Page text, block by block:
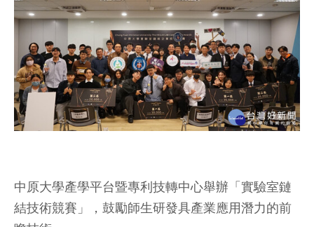
中原大學產學平台暨專利技轉中心舉辦「實驗室鏈
結技術競賽」，鼓勵師生研發具產業應用潛力的前